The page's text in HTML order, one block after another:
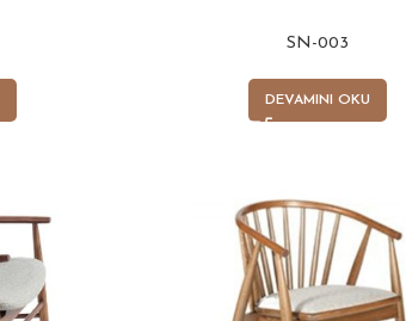
SN-003
DEVAMINI OKU